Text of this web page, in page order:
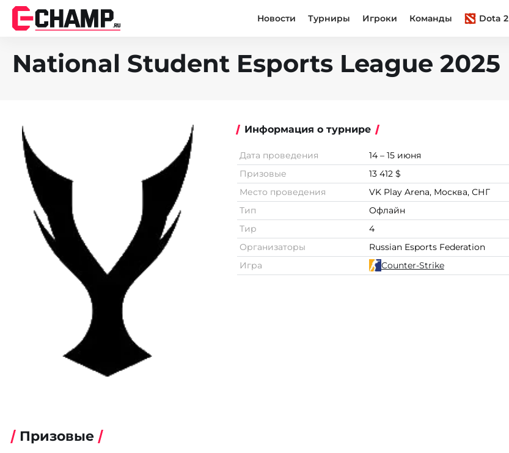
Новости Турниры Игроки Команды Dota 2
National Student Esports League 2025
Информация о турнире
Дата проведения
14 – 15 июня
Призовые
13 412 $
Место проведения
VK Play Arena, Москва, СНГ
Тип
Офлайн
Тир
4
Организаторы
Russian Esports Federation
Игра
Counter-Strike
Призовые